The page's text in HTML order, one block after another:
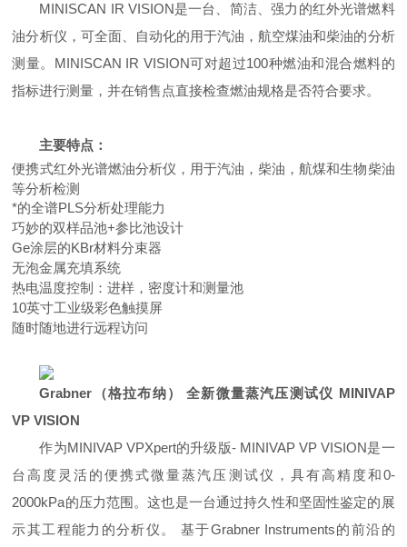
MINISCAN IR VISION是一台、简洁、强力的红外光谱燃料
油分析仪，可全面、自动化的用于汽油，航空煤油和柴油的分析
测量。 MINISCAN IR VISION可对超过100种燃油和混合燃料的
指标进行测量，并在销售点直接检查燃油规格是否符合要求。
主要特点：
便携式红外光谱燃油分析仪，用于汽油，柴油，航煤和生物柴油
等分析检测
*的全谱PLS分析处理能力
巧妙的双样品池+参比池设计
Ge涂层的KBr材料分束器
无泡金属充填系统
热电温度控制：进样，密度计和测量池
10英寸工业级彩色触摸屏
随时随地进行远程访问
Grabner （格拉布纳） 全新微量蒸汽压测试仪 MINIVAP
VP VISION
作为MINIVAP VPXpert的升级版- MINIVAP VP VISION是一
台高度灵活的便携式微量蒸汽压测试仪，具有高精度和0-
2000kPa的压力范围。这也是一台通过持久性和坚固性鉴定的展
示其工程能力的分析仪。
基于Grabner Instruments的前沿的